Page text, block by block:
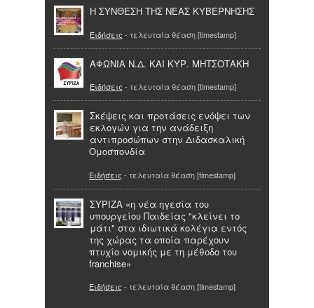
Η ΣΥΝΘΕΣΗ ΤΗΣ ΝΕΑΣ ΚΥΒΕΡΝΗΣΗΣ
Ειδήσεις - τελευταία θέαση [timestamp]
ΑΦΩΝΙΑ Ν.Δ. ΚΑΙ ΚΥΡ. ΜΗΤΣΟΤΑΚΗ
Ειδήσεις - τελευταία θέαση [timestamp]
Σκέψεις και προτάσεις ενόψει των
εκλογών για την ανάδειξη
αντιπροσώπων στην Διδασκαλική
Ομοσπονδία
Ειδήσεις - τελευταία θέαση [timestamp]
ΣΥΡΙΖΑ «η νέα ηγεσία του
υπουργείου Παιδείας "κλείνει το
μάτι" στα ιδιωτικά κολέγια εντός
της χώρας τα οποία παρέχουν
πτυχίο νομικής με τη μέθοδο του
franchise»
Ειδήσεις - τελευταία θέαση [timestamp]